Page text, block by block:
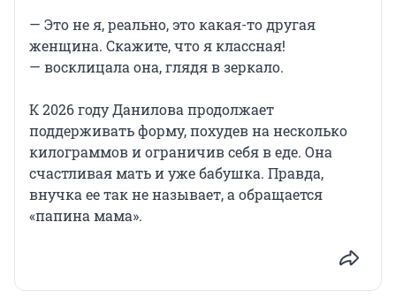
— Это не я, реально, это какая-то другая
женщина. Скажите, что я классная!
— восклицала она, глядя в зеркало.
К 2026 году Данилова продолжает
поддерживать форму, похудев на несколько
килограммов и ограничив себя в еде. Она
счастливая мать и уже бабушка. Правда,
внучка ее так не называет, а обращается
«папина мама».